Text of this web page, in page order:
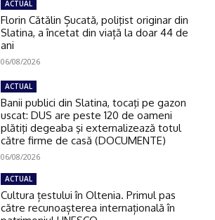
ACTUAL
Florin Cătălin Șucată, poliţist originar din
Slatina, a încetat din viață la doar 44 de
ani
06/08/2026
ACTUAL
Banii publici din Slatina, tocaţi pe gazon
uscat: DUS are peste 120 de oameni
plătiţi degeaba şi externalizează totul
către firme de casă (DOCUMENTE)
06/08/2026
ACTUAL
Cultura țestului în Oltenia. Primul pas
către recunoașterea internațională în